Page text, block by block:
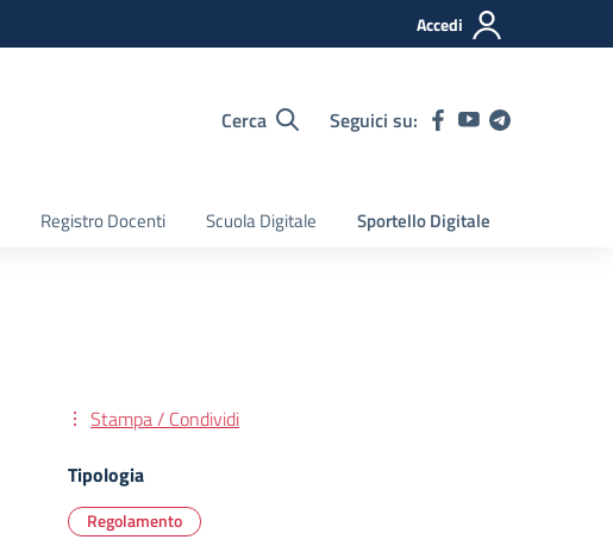
Accedi
Cerca Seguici su:
Registro Docenti Scuola Digitale Sportello Digitale
Stampa / Condividi
Tipologia
Regolamento